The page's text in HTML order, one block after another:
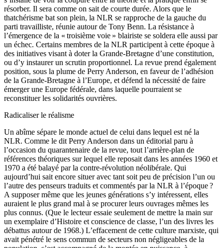
résorber. Il sera comme on sait de courte durée. Alors que le
thatchérisme bat son plein, la NLR se rapproche de la gauche du
parti travailliste, réunie autour de Tony Benn. La résistance à
l’émergence de la « troisième voie » blairiste se soldera elle aussi par
un échec. Certains membres de la NLR participent à cette époque à
des initiatives visant à doter la Grande-Bretagne d’une constitution,
ou d’y instaurer un scrutin proportionnel. La revue prend également
position, sous la plume de Perry Anderson, en faveur de l’adhésion
de la Grande-Bretagne à l’Europe, et défend la nécessité de faire
émerger une Europe fédérale, dans laquelle pourraient se
reconstituer les solidarités ouvrières.
Radicaliser le réalisme
Un abîme sépare le monde actuel de celui dans lequel est né la
NLR. Comme le dit Perry Anderson dans un éditorial paru à
l’occasion du quarantenaire de la revue, tout l’arrière-plan de
références théoriques sur lequel elle reposait dans les années 1960 et
1970 a été balayé par la contre-révolution néolibérale. Qui
aujourd’hui sait encore situer avec tant soit peu de précision l’un ou
l’autre des penseurs traduits et commentés par la NLR à l’époque ?
A supposer même que les jeunes générations s’y intéressent, elles
auraient le plus grand mal à se procurer leurs ouvrages mêmes les
plus connus. (Que le lecteur essaie seulement de mettre la main sur
un exemplaire d’Histoire et conscience de classe, l’un des livres les
débattus autour de 1968.) L’effacement de cette culture marxiste, qui
avait pénétré le sens commun de secteurs non négligeables de la